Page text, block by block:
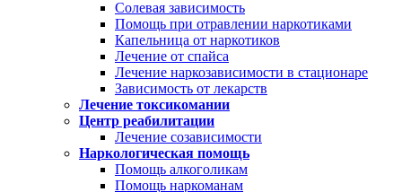
Солевая зависимость
Помощь при отравлении наркотиками
Капельница от наркотиков
Лечение от спайса
Лечение наркозависимости в стационаре
Зависимость от лекарств
Лечение токсикомании
Центр реабилитации
Лечение созависимости
Наркологическая помощь
Помощь алкоголикам
Помощь наркоманам